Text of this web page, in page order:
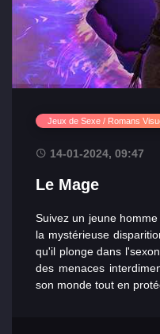
Jeux de Sexe / Romans
14-01-2024, 09:47
Le Mage
Suivez un jeune
la mystérieuse
qu'il plonge dans
des menaces
son monde tout en